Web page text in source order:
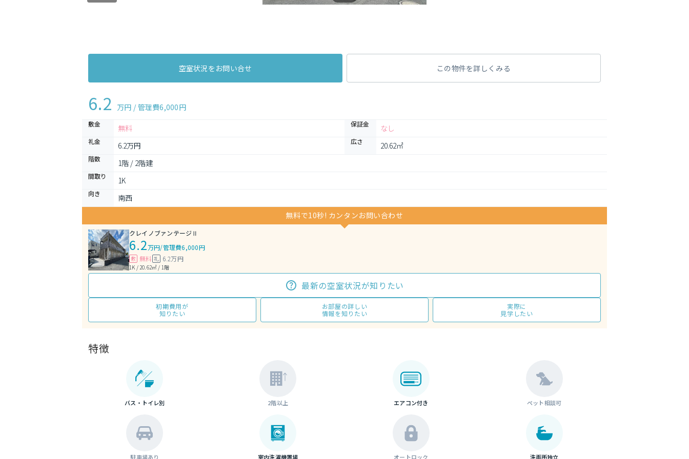
空室状況をお問い合せ この物件を詳しくみる
6.2 万円 / 管理費6,000円
敷金 無料 保証金 なし
礼金 6.2万円 広さ 20.62㎡
階数 1階 / 2階建
間取り 1K
向き
南西
無料で10秒! カンタンお問い合わせ
クレイノブァンテージⅡ
6.2万円/管理費6,000円
敷 無料 礼 6.2万円
1K / 20.62㎡ / 1階
最新の空室状況が知りたい
初期費用が
知りたい
お部屋の詳しい
情報を知りたい
実際に
見学したい
特徴
バス・トイレ別 2階以上 エアコン付き ペット相談可
駐車場あり 室内洗濯機置場 オートロック 洗面所独立